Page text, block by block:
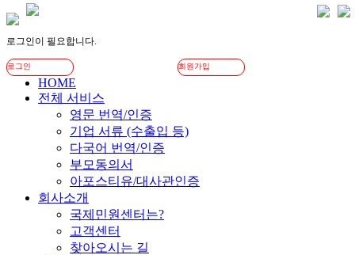
로그인이 필요합니다.
로그인 회원가입
HOME
전체 서비스
영문 번역/인증
기업 서류 (수출입 등)
다국어 번역/인증
부모동의서
아포스티유/대사관인증
회사소개
국제민원센터는?
고객센터
찾아오시는 길